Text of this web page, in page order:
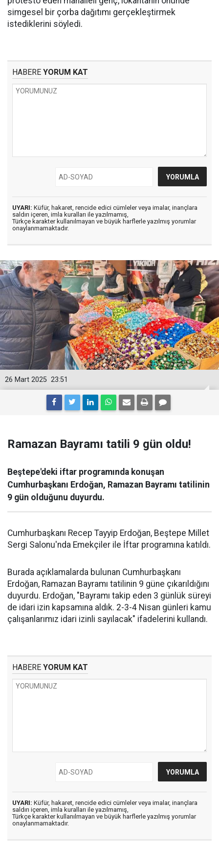
simgesel bir çorba dağıtımı gerçekleştirmek
istediklerini söyledi.
HABERE YORUM KAT
UYARI: Küfür, hakaret, rencide edici cümleler veya imalar, inançlara
saldırı içeren, imla kuralları ile yazılmamış,
Türkçe karakter kullanılmayan ve büyük harflerle yazılmış yorumlar
onaylanmamaktadır.
23:51
26 Mart 2025
Ramazan Bayramı tatili 9 gün oldu!
Beştepe'deki iftar programında konuşan
Cumhurbaşkanı Erdoğan, Ramazan Bayramı tatilinin
9 gün olduğunu duyurdu.
Cumhurbaşkanı Recep Tayyip Erdoğan, Beştepe Millet
Sergi Salonu'nda Emekçiler ile İftar programına katıldı.
Burada açıklamalarda bulunan Cumhurbaşkanı
Erdoğan, Ramazan Bayramı tatilinin 9 güne çıkarıldığını
duyurdu. Erdoğan, "Bayramı takip eden 3 günlük süreyi
de idari izin kapsamına aldık. 2-3-4 Nisan günleri kamu
çalışanlarımız idari izinli sayılacak" ifadelerini kullandı.
HABERE YORUM KAT
UYARI: Küfür, hakaret, rencide edici cümleler veya imalar, inançlara
saldırı içeren, imla kuralları ile yazılmamış,
Türkçe karakter kullanılmayan ve büyük harflerle yazılmış yorumlar
onaylanmamaktadır.